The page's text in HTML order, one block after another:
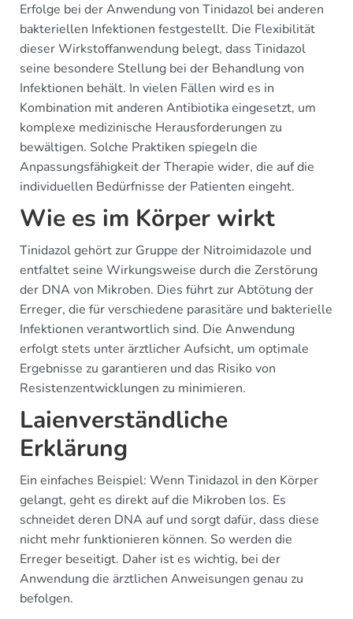
Erfolge bei der Anwendung von Tinidazol bei anderen
bakteriellen Infektionen festgestellt. Die Flexibilität
dieser Wirkstoffanwendung belegt, dass Tinidazol
seine besondere Stellung bei der Behandlung von
Infektionen behält. In vielen Fällen wird es in
Kombination mit anderen Antibiotika eingesetzt, um
komplexe medizinische Herausforderungen zu
bewältigen. Solche Praktiken spiegeln die
Anpassungsfähigkeit der Therapie wider, die auf die
individuellen Bedürfnisse der Patienten eingeht.
Wie es im Körper wirkt
Tinidazol gehört zur Gruppe der Nitroimidazole und
entfaltet seine Wirkungsweise durch die Zerstörung
der DNA von Mikroben. Dies führt zur Abtötung der
Erreger, die für verschiedene parasitäre und bakterielle
Infektionen verantwortlich sind. Die Anwendung
erfolgt stets unter ärztlicher Aufsicht, um optimale
Ergebnisse zu garantieren und das Risiko von
Resistenzentwicklungen zu minimieren.
Laienverständliche
Erklärung
Ein einfaches Beispiel: Wenn Tinidazol in den Körper
gelangt, geht es direkt auf die Mikroben los. Es
schneidet deren DNA auf und sorgt dafür, dass diese
nicht mehr funktionieren können. So werden die
Erreger beseitigt. Daher ist es wichtig, bei der
Anwendung die ärztlichen Anweisungen genau zu
befolgen.